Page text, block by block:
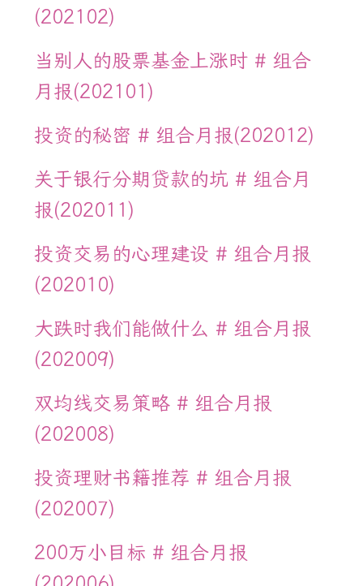
(202102)
当别人的股票基金上涨时 # 组合
月报(202101)
投资的秘密 # 组合月报(202012)
关于银行分期贷款的坑 # 组合月
报(202011)
投资交易的心理建设 # 组合月报
(202010)
大跌时我们能做什么 # 组合月报
(202009)
双均线交易策略 # 组合月报
(202008)
投资理财书籍推荐 # 组合月报
(202007)
200万小目标 # 组合月报